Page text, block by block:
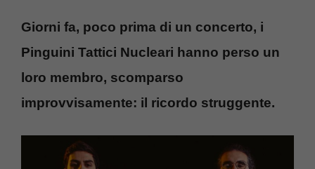
Giorni fa, poco prima di un concerto, i
Pinguini Tattici Nucleari hanno perso un
loro membro, scomparso
improvvisamente: il ricordo struggente.